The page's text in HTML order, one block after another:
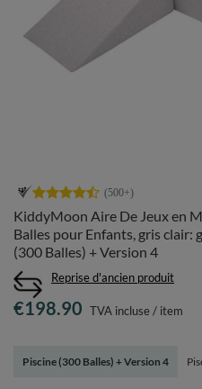
KiddyMoon Aire De Jeux en
Balles pour Enfants, gris
(300 Balles) + Version 4
Reprise d'ancien produit
Piscine (300 Balles) + Version 4
€198.90 TVA incluse/ item